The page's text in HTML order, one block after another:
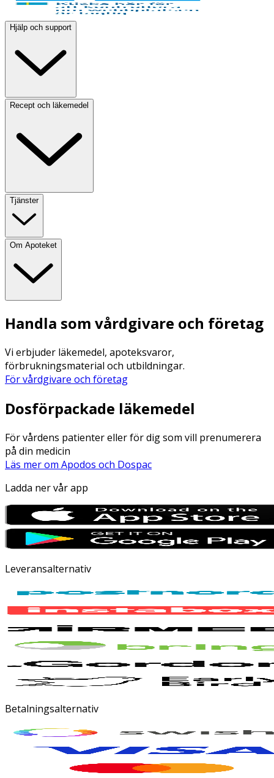
Hjälp och support
Recept och läkemedel
Tjänster
Om Apoteket
Handla som vårdgivare och företag
Vi erbjuder läkemedel, apoteksvaror,
förbrukningsmaterial och utbildningar.
För vårdgivare och företag
Dosförpackade läkemedel
För vårdens patienter eller för dig som vill prenumerera
på din medicin
Läs mer om Apodos och Dospac
Ladda ner vår app
Leveransalternativ
Betalningsalternativ